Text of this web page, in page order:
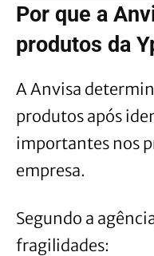
Por que a
produtos da
A Anvisa
produtos após
importantes nos
empresa.
Segundo a
fragilidades: